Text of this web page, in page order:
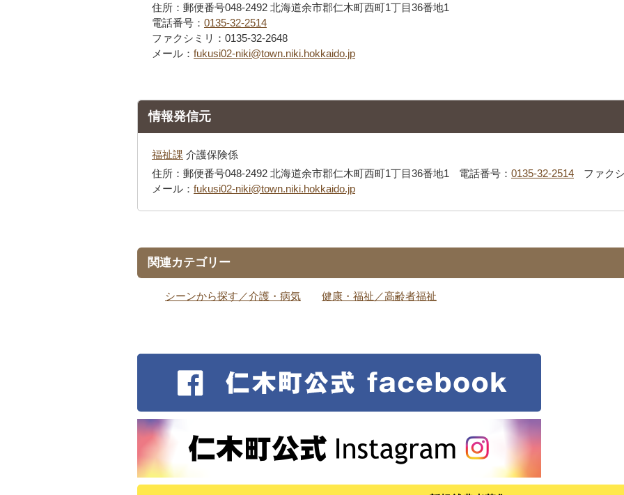
住所：郵便番号048-2492 北海道余市郡仁木町西町1丁目36番地1
電話番号： 0135-32-2514
ファクシミリ：0135-32-2648
メール： fukusi02-niki@town.niki.hokkaido.jp
情報発信元
福祉課 介護保険係
住所：郵便番号048-2492 北海道余市郡仁木町西町1丁目36番地1
電話番号： 0135-32-2514
ファク
メール： fukusi02-niki@town.niki.hokkaido.jp
関連カテゴリー
シーンから探す／介護・病気 健康・福祉／高齢者福祉